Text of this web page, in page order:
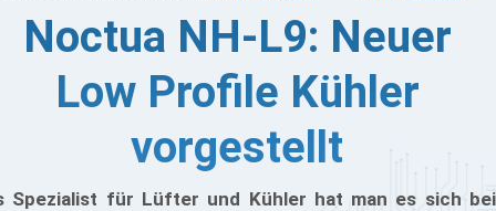
Noctua NH-L9: Neuer
Low Profile Kühler
vorgestellt
Spezialist für Lüfter und Kühler hat man es sich bei